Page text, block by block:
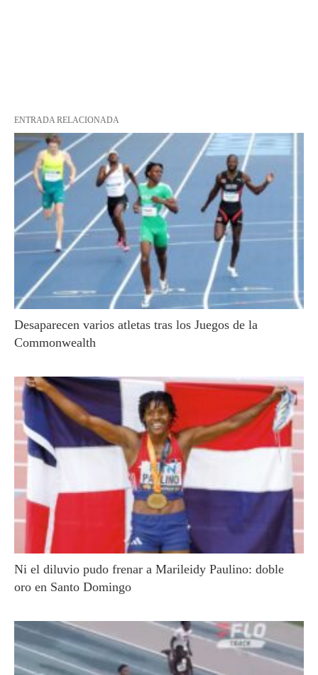
ENTRADA RELACIONADA
Desaparecen varios atletas tras los Juegos de la
Commonwealth
Ni el diluvio pudo frenar a Marileidy Paulino: doble
oro en Santo Domingo